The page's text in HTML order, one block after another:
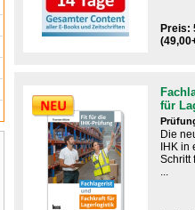
Preis:
für
Die
IHK​
Schritt
...